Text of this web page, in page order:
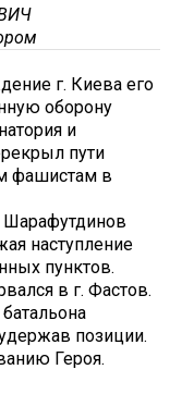
г. Киева его
оборону
и
пути
фашистам в
Шарафутдинов
наступление
пунктов.
в г. Фастов.
позиции.
Героя.